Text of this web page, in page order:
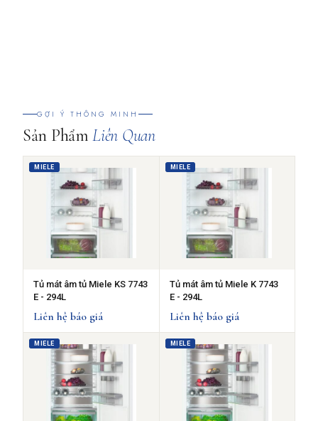
GỢI Ý THÔNG MINH
Sản PhẩmLiên Quan
MIELE
Tủ mát âm tủ Miele KS 7743
E - 294L
Liên hệ báo giá
MIELE
Tủ mát âm tủ Miele K 7743
E - 294L
Liên hệ báo giá
MIELE MIELE